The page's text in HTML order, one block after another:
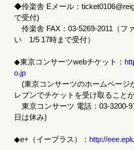
◆伶楽舎 Eメール：
で受付)
伶楽舎 FAX：03-5269-2011（フ
い 1/5 17時まで受付）
◆東京コンサーツwebチケット：
o.jp
(東京コンサーツのホームページ
レブンでチケットを受け取ること
東京コンサーツ 電話：03-3200-
日は休み)
◆e+（イープラス）： http://